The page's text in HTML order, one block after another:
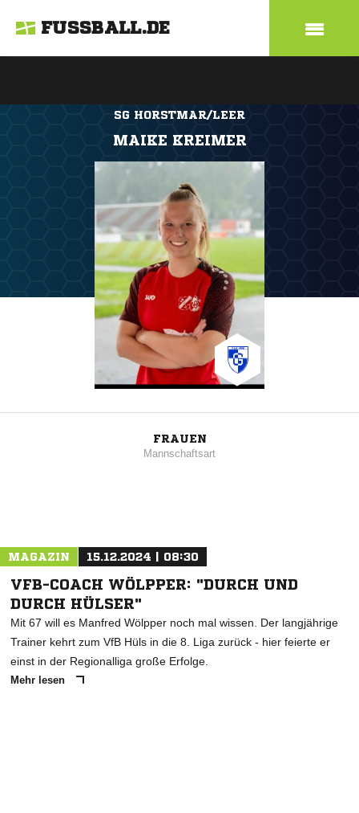
FUSSBALL.DE
SG HORSTMAR/LEER
MAIKE KREIMER
FRAUEN
Mannschaftsart
MAGAZIN 15.12.2024 | 08:30
VFB-COACH WÖLPPER: "DURCH UND
DURCH HÜLSER"
Mit 67 will es Manfred Wölpper noch mal wissen. Der langjährige
Trainer kehrt zum VfB Hüls in die 8. Liga zurück - hier feierte er
einst in der Regionalliga große Erfolge.
Mehr lesen